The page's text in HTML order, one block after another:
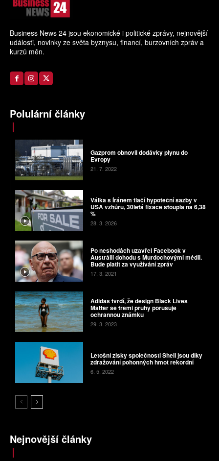
Business News 24 jsou ekonomické i politické zprávy, nejnovější
události, novinky ze světa byznysu, financí, burzovních zpráv a
kurzů měn.
Polulární články
Gazprom obnovil dodávky plynu do
Evropy
21. 7. 2022
Válka s Íránem tlačí hypoteční sazby v
USA vzhůru, 30letá fixace stoupla na 6,38
%
28. 3. 2026
Po neshodách uzavřel Facebook v
Austrálii dohodu s Murdochovými médii.
Bude platit za využívání zpráv
17. 3. 2021
Adidas tvrdí, že design Black Lives
Matter se třemi pruhy porušuje
ochrannou známku
29. 3. 2023
Letošní zisky společnosti Shell jsou díky
zdražování pohonných hmot rekordní
6. 5. 2022
Nejnovější články